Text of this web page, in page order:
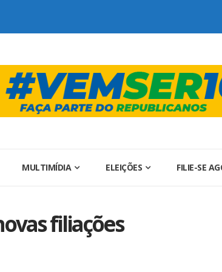
MULTIMÍDIA ELEIÇÕES FILIE-SE
filiações